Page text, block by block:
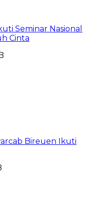
Seminar Nasional
Cinta
Bireuen Ikuti